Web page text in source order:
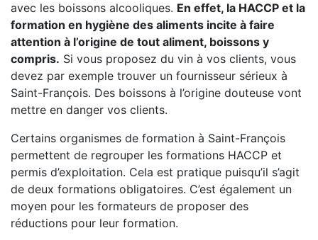
avec les boissons alcooliques. En effet, la HACCP et la
formation en hygiène des aliments incite à faire
attention à l’origine de tout aliment, boissons y
compris. Si vous proposez du vin à vos clients, vous
devez par exemple trouver un fournisseur sérieux à
Saint-François. Des boissons à l’origine douteuse vont
mettre en danger vos clients.
Certains organismes de formation à Saint-François
permettent de regrouper les formations HACCP et
permis d’exploitation. Cela est pratique puisqu’il s’agit
de deux formations obligatoires. C’est également un
moyen pour les formateurs de proposer des
réductions pour leur formation.